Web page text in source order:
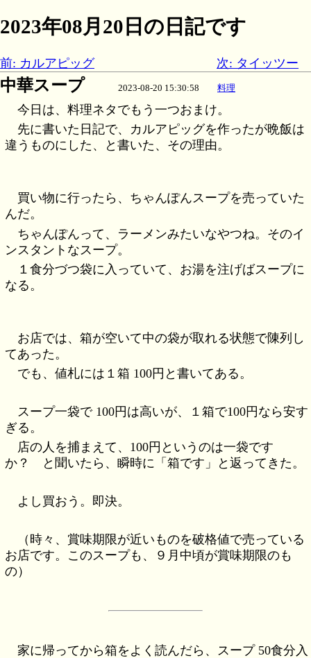
2023年08月20日の日記です
前: カルアピッグ 次: タイッツー
中華スープ 2023-08-20 15:30:58 料理
今日は、料理ネタでもう一つおまけ。
先に書いた日記で、カルアピッグを作ったが晩飯は
違うものにした、と書いた、その理由。
買い物に行ったら、ちゃんぽんスープを売っていた
んだ。
ちゃんぽんって、ラーメンみたいなやつね。そのイ
ンスタントなスープ。
１食分づつ袋に入っていて、お湯を注げばスープに
なる。
お店では、箱が空いて中の袋が取れる状態で陳列し
てあった。
でも、値札には１箱 100円と書いてある。
スープ一袋で 100円は高いが、１箱で100円なら安す
ぎる。
店の人を捕まえて、100円というのは一袋です
か？ と聞いたら、瞬時に「箱です」と返ってきた。
よし買おう。即決。
（時々、賞味期限が近いものを破格値で売っている
お店です。このスープも、９月中頃が賞味期限のも
の）
家に帰ってから箱をよく読んだら、スープ 50食分入